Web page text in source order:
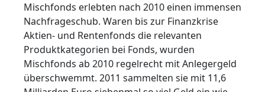
Mischfonds erlebten nach 2010 einen immensen
Nachfrageschub. Waren bis zur Finanzkrise
Aktien- und Rentenfonds die relevanten
Produktkategorien bei Fonds, wurden
Mischfonds ab 2010 regelrecht mit Anlegergeld
überschwemmt. 2011 sammelten sie mit 11,6